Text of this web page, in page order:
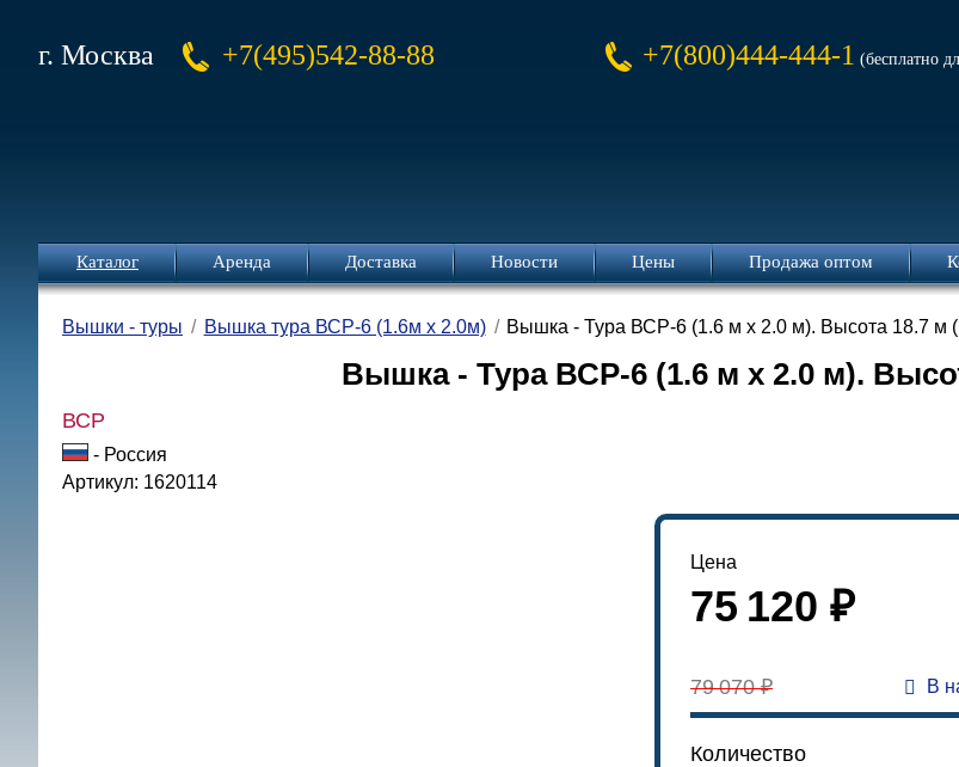
г. Москва +7(495)542-88-88 +7(800)444-444-1 (бесплатно
Каталог Аренда Доставка Новости Цены Продажа оптом
Вышки - туры Вышка тура ВСР-6 (1.6м х 2.0м) Вышка - Тура ВСР-6 (1.6 м х 2.0 м). Высота 18.7 м
Вышка - Тура ВСР-6 (1.6 м х 2.0 м).
ВСР
- Россия
Артикул: 1620114
Цена
75 120 ₽
79 070 ₽ В
Количество